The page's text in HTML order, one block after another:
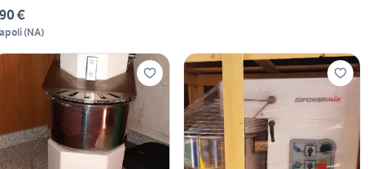
€
(NA)